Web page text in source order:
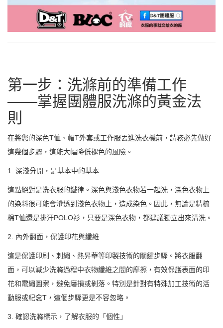
第一步：洗滌前的準備工作
——掌握團體服洗滌的黃金法
則
在將您的深色T恤、帽T外套或工作服丟進洗衣機前，請務必先做好
這幾個步驟，這能大幅降低褪色的風險。
1. 深淺分開，是基本中的基本
這點絕對是洗衣服的鐵律。深色與淺色衣物若一起洗，深色衣物上
的染料很可能會滲透到淺色衣物上，造成染色。因此，無論是精梳
棉T恤還是排汗POLO衫，只要是深色衣物，都建議獨立出來清洗。
2. 內外翻面，保護印花與纖維
這是保護印刷、刺繡、熱昇華等印製技術的關鍵步驟。將衣服翻
面，可以減少洗滌過程中衣物纖維之間的摩擦，有效保護表面的印
花和電繡圖案，避免磨損或剝落。特別是針對有特殊加工技術的活
動服或紀念T，這個步驟更是不容忽略。
3. 確認洗滌標示，了解衣服的「個性」